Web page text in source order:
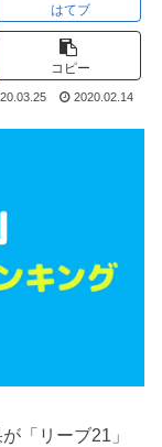
はてブ
コピー
2020.02.14
「リーブ21」